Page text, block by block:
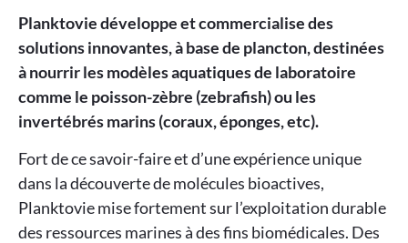
Planktovie développe et commercialise des
solutions innovantes, à base de plancton, destinées
à nourrir les modèles aquatiques de laboratoire
comme le poisson-zèbre (zebrafish) ou les
invertébrés marins (coraux, éponges, etc).
Fort de ce savoir-faire et d’une expérience unique
dans la découverte de molécules bioactives,
Planktovie mise fortement sur l’exploitation durable
des ressources marines à des fins biomédicales. Des